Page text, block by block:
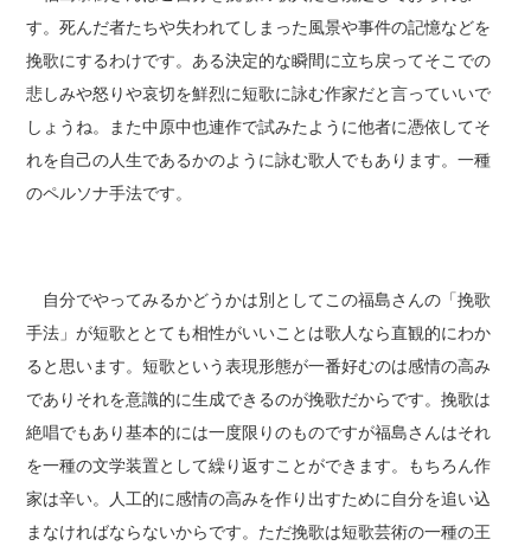
す。死んだ者たちや失われてしまった風景や事件の記憶などを
挽歌にするわけです。ある決定的な瞬間に立ち戻ってそこでの
悲しみや怒りや哀切を鮮烈に短歌に詠む作家だと言っていいで
しょうね。また中原中也連作で試みたように他者に憑依してそ
れを自己の人生であるかのように詠む歌人でもあります。一種
のペルソナ手法です。
自分でやってみるかどうかは別としてこの福島さんの「挽歌
手法」が短歌ととても相性がいいことは歌人なら直観的にわか
ると思います。短歌という表現形態が一番好むのは感情の高み
でありそれを意識的に生成できるのが挽歌だからです。挽歌は
絶唱でもあり基本的には一度限りのものですが福島さんはそれ
を一種の文学装置として繰り返すことができます。もちろん作
家は辛い。人工的に感情の高みを作り出すために自分を追い込
まなければならないからです。ただ挽歌は短歌芸術の一種の王